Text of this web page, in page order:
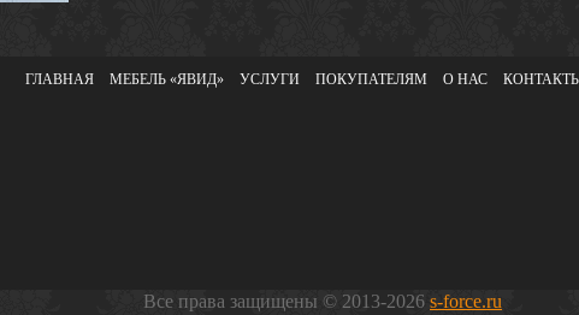
ГЛАВНАЯ МЕБЕЛЬ «ЯВИД» УСЛУГИ ПОКУПАТЕЛЯМ О НАС
Все права защищены © 2013-2026 s-force.ru